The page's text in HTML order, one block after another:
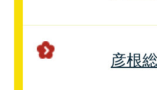
彦根